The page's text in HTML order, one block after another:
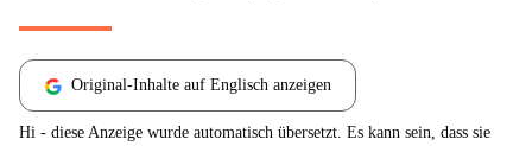
Original-Inhalte auf Englisch anzeigen
Hi - diese Anzeige wurde automatisch übersetzt. Es kann sein, dass sie